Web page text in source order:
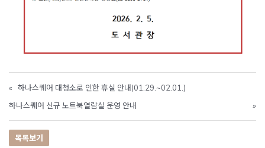
« 하나스퀘어 대청소로 인한 휴실 안내(01.29.~02.01.)
하나스퀘어 신규 노트북열람실 운영 안내
»
목록보기